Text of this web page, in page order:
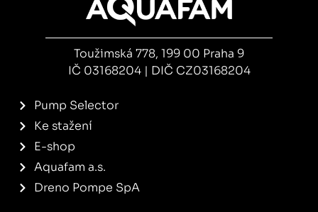
Toužimská 778, 199 00 Praha 9
IČ 03168204 | DIČ CZ03168204
Pump Selector
Ke stažení
E-shop
Aquafam a.s.
Dreno Pompe SpA